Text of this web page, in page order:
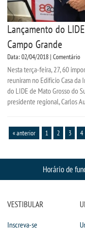
Lançamento do
Campo Grande
Data: 02/04/2018 | Comentário
Nesta terça-feira, 27, 60
reuniram no Edifício Casa da
do LIDE de Mato Grosso do
presidente regional, Carlos
« anterior 1 2 3 4
Horário de
VESTIBULAR
Inscreva-se